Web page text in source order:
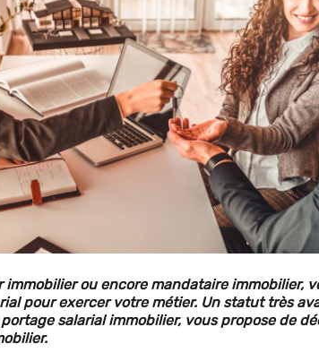
immobilier ou encore mandataire immobilier,
pour exercer votre métier. Un statut très
salarial immobilier, vous propose de